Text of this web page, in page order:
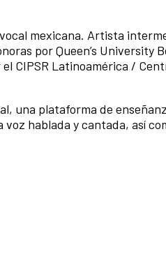
mexicana. Artista
por Queen’s University
CIPSR Latinoamérica /
una plataforma de
voz hablada y cantada, así